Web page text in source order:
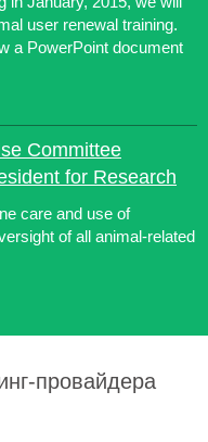
user renewal training.
a PowerPoint document
Committee
for Research
care and use of
of all animal-related
провайдера